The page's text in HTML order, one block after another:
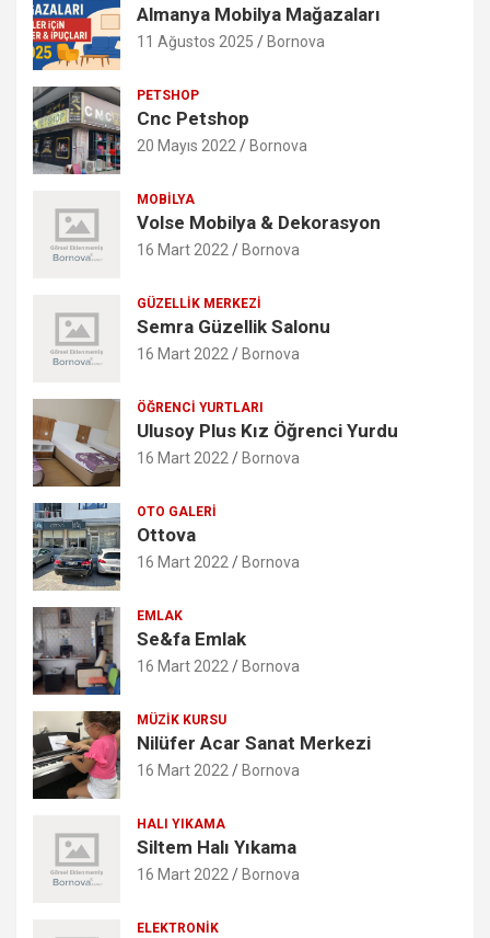
Almanya Mobilya Mağazaları
11 Ağustos 2025 Bornova
PETSHOP
Cnc Petshop
20 Mayıs 2022 Bornova
MOBILYA
Volse Mobilya & Dekorasyon
16 Mart 2022 Bornova
GÜZELLIK MERKEZI
Semra Güzellik Salonu
16 Mart 2022 Bornova
ÖĞRENCI YURTLARI
Ulusoy Plus Kız Öğrenci Yurdu
16 Mart 2022 Bornova
OTO GALERI
Ottova
16 Mart 2022 Bornova
EMLAK
Se&fa Emlak
16 Mart 2022 Bornova
MÜZIK KURSU
Nilüfer Acar Sanat Merkezi
16 Mart 2022 Bornova
HALI YIKAMA
Siltem Halı Yıkama
16 Mart 2022 Bornova
ELEKTRONIK